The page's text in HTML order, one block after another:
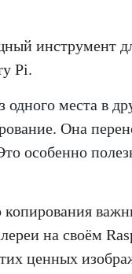
инструмент
Pi.
места в
Она
особенно
на своём
ценных